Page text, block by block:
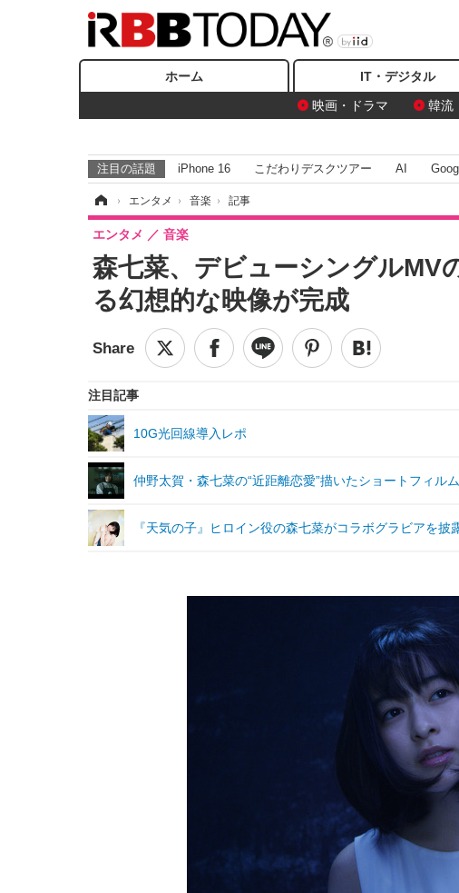
ホーム IT・デジタル
映画・ドラマ
韓流
注目の話題 iPhone 16 こだわりデスクツアー AI
› エンタメ › 音楽 › 記事
森七菜、デビューシングルMV
る幻想的な映像が完成
エンタメ 音楽
注目記事
10G光回線導入レポ
仲野太賀・森七菜の“近距離恋愛”描いたショートフィル
『天気の子』ヒロイン役の森七菜がコラボグラビアを披